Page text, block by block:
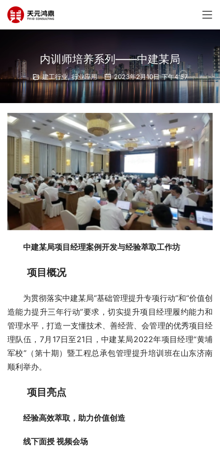
内训师培养系列——中建某局
建工行业,行业应用 2023年2月10日 下午4:57
中建某局项目经理案例开发与经验萃取工作坊
项目概况
为贯彻落实中建某局“基础管理提升专项行动”和“价值创
造能力提升三年行动”要求，切实提升项目经理履约能力和
管理水平，打造一支懂技术、善经营、会管理的优秀项目经
理队伍，7月17日至21日，中建某局2022年项目经理“黄埔
军校”（第十期）暨工程总承包管理提升培训班在山东济南
顺利举办。
项目亮点
经验高效萃取，助力价值创造
线下面授 视频会场